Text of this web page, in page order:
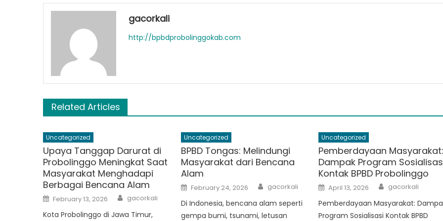
gacorkali
http://bpbdprobolinggokab.com
Related Articles
Uncategorized
Upaya Tanggap Darurat di
Probolinggo Meningkat Saat
Masyarakat Menghadapi
Berbagai Bencana Alam
Posted
on
February 13, 2026 Author
gacorkali
Kota Probolinggo di Jawa Timur,
Uncategorized
BPBD Tongas: Melindungi
Masyarakat dari Bencana
Alam
Posted
on
February 24, 2026 Author
gacorkali
Di Indonesia, bencana alam seperti
gempa bumi, tsunami, letusan
Uncategorized
Pemberdayaan Masyarakat:
Dampak Program
Kontak BPBD Probolinggo
Posted
on
April 13, 2026 Author
gacorkali
Pemberdayaan Masyarakat:
Program Sosialisasi Kontak BPBD